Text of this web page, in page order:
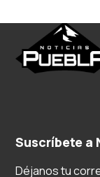
Suscríbete a
Déjanos tu